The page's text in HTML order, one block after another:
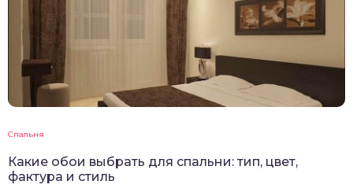
Спальня
Какие обои выбрать для спальни: тип, цвет,
фактура и стиль